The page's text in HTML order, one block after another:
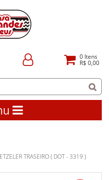
0 Itens
R$ 0,00
TRASEIRO ( DOT - 3319 )